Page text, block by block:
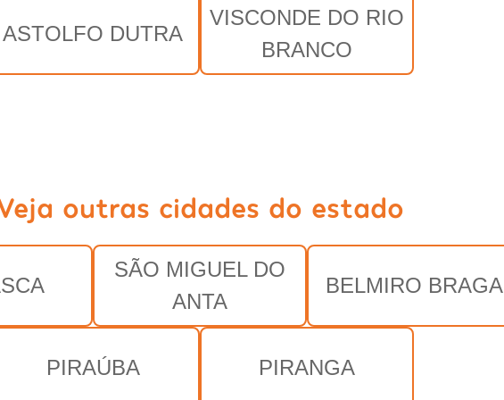
ASTOLFO DUTRA
VISCONDE DO RIO
BRANCO
outras cidades do estado
SÃO MIGUEL DO
ANTA
BELMIRO BRAGA
PIRAÚBA PIRANGA